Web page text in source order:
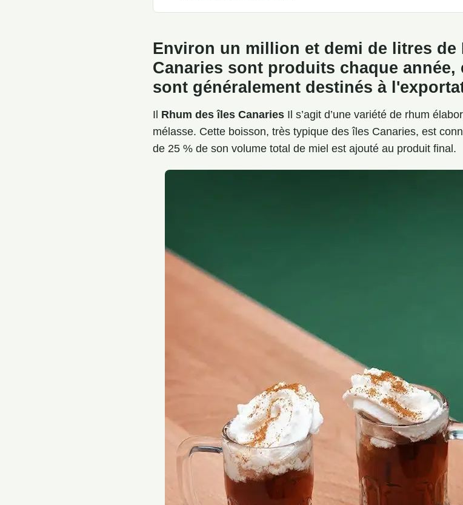
Environ un million et demi de litres de
Canaries sont produits chaque année,
sont généralement destinés à
Il Rhum des îles Canaries Il s’agit d’une variété de rhum
mélasse. Cette boisson, très typique des îles Canaries, est
de 25 % de son volume total de miel est ajouté au produit final.